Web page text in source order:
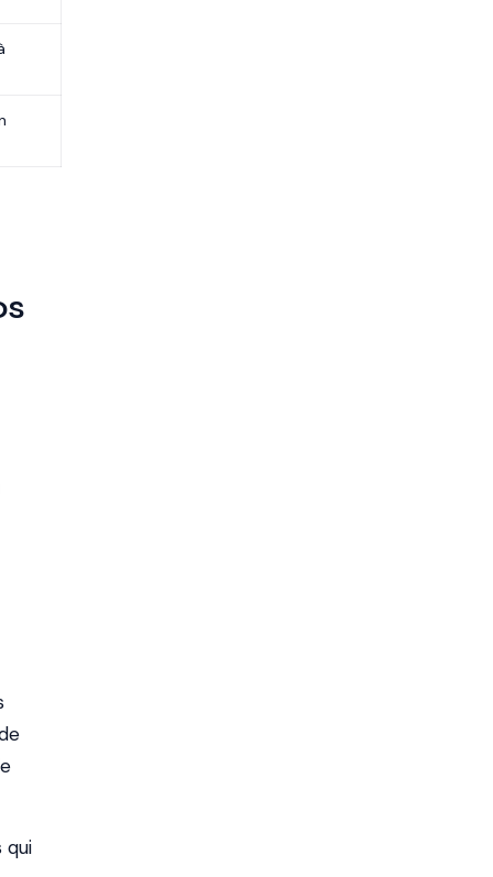
qui